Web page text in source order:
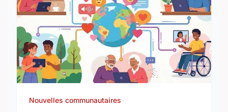
Nouvelles communautaires